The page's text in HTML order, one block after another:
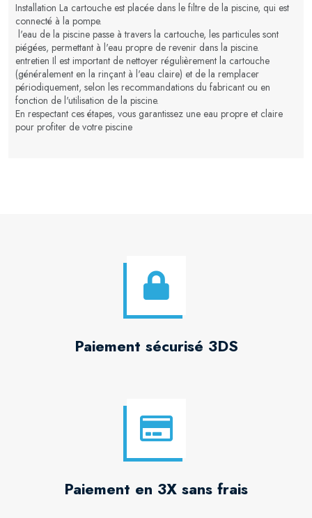
Installation La cartouche est placée dans le filtre de la piscine, qui est
connecté à la pompe.
l'eau de la piscine passe à travers la cartouche, les particules sont
piégées, permettant à l'eau propre de revenir dans la piscine.
entretien Il est important de nettoyer régulièrement la cartouche
(généralement en la rinçant à l'eau claire) et de la remplacer
périodiquement, selon les recommandations du fabricant ou en
fonction de l'utilisation de la piscine.
En respectant ces étapes, vous garantissez une eau propre et claire
pour profiter de votre piscine
Paiement sécurisé 3DS
Paiement en 3X sans frais